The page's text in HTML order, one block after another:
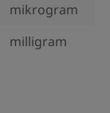
mikrogram
milligram